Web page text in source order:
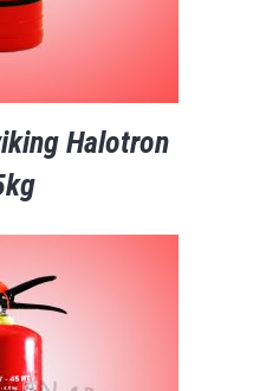
Halotron